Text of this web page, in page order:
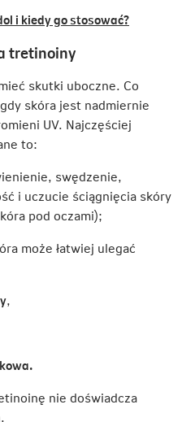
i kiedy go stosować?Link
nowej
karcie
tretinoiny
skutki uboczne. Co
skóra jest nadmiernie
UV. Najczęściej
to:
swędzenie,
i uczucie ściągnięcia skóry
pod oczami);
może łatwiej ulegać
,
nie doświadcza